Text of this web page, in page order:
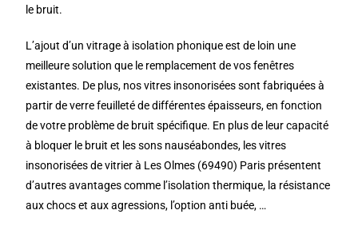
le bruit.
L’ajout d’un vitrage à isolation phonique est de loin une
meilleure solution que le remplacement de vos fenêtres
existantes. De plus, nos vitres insonorisées sont fabriquées à
partir de verre feuilleté de différentes épaisseurs, en fonction
de votre problème de bruit spécifique. En plus de leur capacité
à bloquer le bruit et les sons nauséabondes, les vitres
insonorisées de vitrier à Les Olmes (69490) Paris présentent
d’autres avantages comme l’isolation thermique, la résistance
aux chocs et aux agressions, l’option anti buée, …